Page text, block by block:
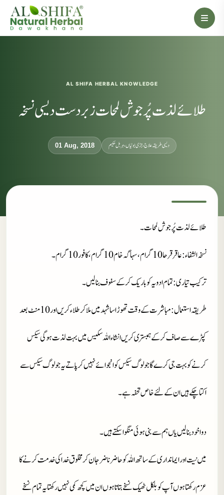
AL SHIFA HERBAL KNOWLEDGE
طلائے لذت پُر جوش لمحات زبردست دیسی نسخہ
01 Aug, 2018 دیسی طریقہ علاج، جڑی بوٹیاں، ہربل حکیم
طلائے لذت پُر جوش لمحات۔
نسخہ الشفاء: عاقرقرحا 10 گرام، سہاگہ خام 10 گرام، کافور 10 گرام۔
ترکیب تیاری: تمام ادویہ کو باریک کر کے سفوف بنا لیں۔
طریقہ استعمال
: مباشرت کے وقت تھوڑا سا شہد میں ملا کر طلاء کریں اور 10 منٹ بعد
کپڑے سے صاف کر کے ہمبستری کریں انشاءاللہ سکیس میں بہت لذت ہو گی سیکس
کرنے کو بہت جی کرے گا جو لوگ سیکس کو انجوائے نہیں کر پاتے یہ جو لوگ سیکس سے
اکتا چکے ہیں ان کے لئے خاص تحفہ ہے۔
دوا خود بنا لیں یاں ہم سے بنی ہوئی منگوا سکتے ہیں۔
میں نیت اور ایمانداری کے ساتھ اللہ کو حاضر ناضر جان کر مخلوق خدا کی خدمت کرنے کا
عزم رکھتا ہوں آپ کو بلکل ٹھیک نسخے بتاتا ہوں ان میں کچھ کمی نہیں رکھتا یہ تمام نسخے